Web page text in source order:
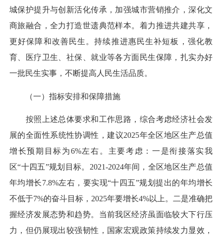
城保护提升与创新活化传承，加强城市营销推介，深化文
商旅融合，全力打造世遗典范样本。着力推进共建共享，
更好保障和改善民生。持续推进惠民生补短板，强化教
育、医疗卫生、社保、就业等各方面民生保障，扎实办好
一批民生实事，不断提高人民生活品质。
（一）指标安排和保障措施
按照上述总体要求和工作思路，综合考虑经济社会发
展的全面性系统性协调性，建议2025年全区地区生产总值
增长预期目标为6%左右。主要考虑：一是衔接落实我
区“十四五”规划目标。2021-2024年间，全区地区生产总值
年均增长7.8%左右，要实现“十四五”规划提出的年均增长
不低于7%的奋斗目标，2025年要增长4%以上。二是准确把
握经济发展态势和趋势。当前我区经济虽面临较大下行压
力，但仍展现出较强韧性，国家宏观政策持续发力显效，